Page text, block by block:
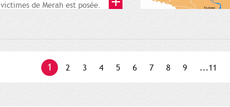
victimes de Merah est posée.
1 2 3 4 5 6 7 8 9 ...11